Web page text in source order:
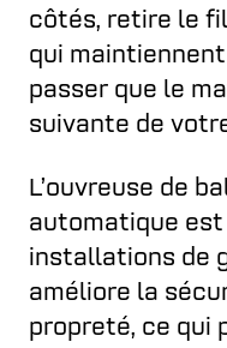
côtés, retire le
qui
passer que le
suivante de
L’ouvreuse de
automatique
installations de
améliore la
propreté, ce qui